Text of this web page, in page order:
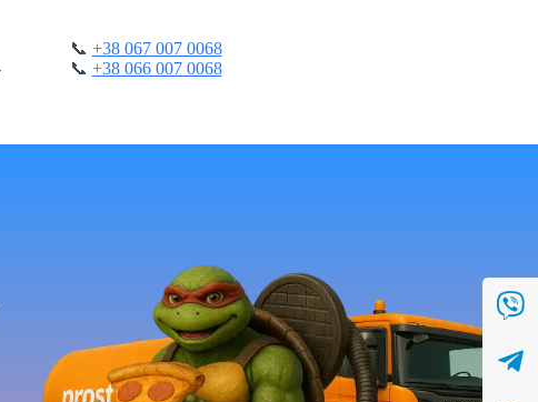
📞 +38 067 007 0068
📞 +38 066 007 0068